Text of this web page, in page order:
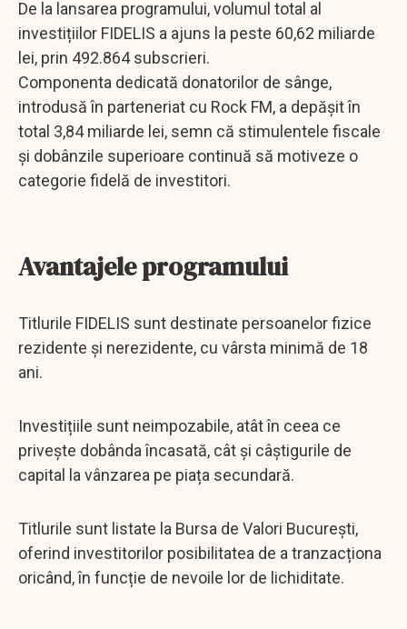
De la lansarea programului, volumul total al
investițiilor FIDELIS a ajuns la peste 60,62 miliarde
lei, prin 492.864 subscrieri.
Componenta dedicată donatorilor de sânge,
introdusă în parteneriat cu Rock FM, a depășit în
total 3,84 miliarde lei, semn că stimulentele fiscale
și dobânzile superioare continuă să motiveze o
categorie fidelă de investitori.
Avantajele programului
Titlurile FIDELIS sunt destinate persoanelor fizice
rezidente și nerezidente, cu vârsta minimă de 18
ani.
Investițiile sunt neimpozabile, atât în ceea ce
privește dobânda încasată, cât și câștigurile de
capital la vânzarea pe piața secundară.
Titlurile sunt listate la Bursa de Valori București,
oferind investitorilor posibilitatea de a tranzacționa
oricând, în funcție de nevoile lor de lichiditate.